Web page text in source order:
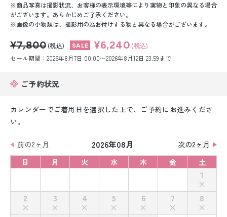
白無垢&紋付袴レンタル
小物販売品
商品写真は撮影状況、お客様の表示環境等により実物と印象の異なる場合
がございます。あらかじめご了承ください。
画像の小物類は、撮影用の為お付けする物と異なる場合がございます。
¥7,800 (税込) ¥6,240 (税込)
セール期間：2026年8月7日 00:00〜2026年8月12日 23:59まで
ご予約状況
カレンダーでご着用日を選択した上で、ご予約にお進みくださ
い。
前の2ヶ月 2026年08月
次の2ヶ月
日
月 火 水 木 金 土
1
2
3 4 5 6 7
8